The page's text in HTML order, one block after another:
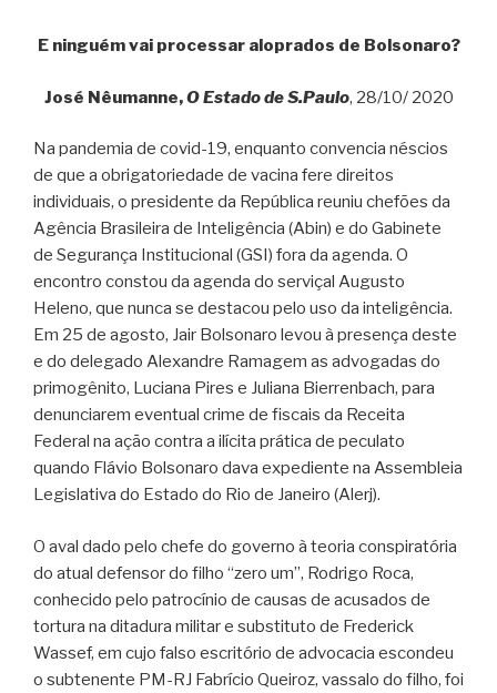
E ninguém vai processar aloprados de Bolsonaro?
José Nêumanne,O Estado de S.Paulo, 28/10/ 2020
Na pandemia de covid-19, enquanto convencia néscios
de que a obrigatoriedade de vacina fere direitos
individuais, o presidente da República reuniu chefões da
Agência Brasileira de Inteligência (Abin) e do Gabinete
de Segurança Institucional (GSI) fora da agenda. O
encontro constou da agenda do serviçal Augusto
Heleno, que nunca se destacou pelo uso da inteligência.
Em 25 de agosto, Jair Bolsonaro levou à presença deste
e do delegado Alexandre Ramagem as advogadas do
primogênito, Luciana Pires e Juliana Bierrenbach, para
denunciarem eventual crime de fiscais da Receita
Federal na ação contra a ilícita prática de peculato
quando Flávio Bolsonaro dava expediente na Assembleia
Legislativa do Estado do Rio de Janeiro (Alerj).
O aval dado pelo chefe do governo à teoria conspiratória
do atual defensor do filho “zero um”, Rodrigo Roca,
conhecido pelo patrocínio de causas de acusados de
tortura na ditadura militar e substituto de Frederick
Wassef, em cujo falso escritório de advocacia escondeu
o subtenente PM-RJ Fabrício Queiroz, vassalo do filho, foi